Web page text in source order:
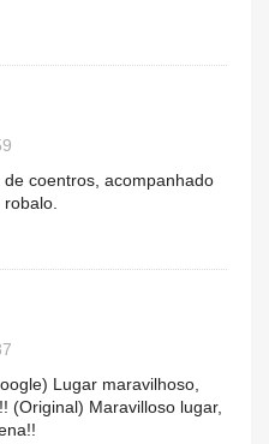
coentros, acompanhado
Lugar maravilhoso,
(Original) Maravilloso lugar,